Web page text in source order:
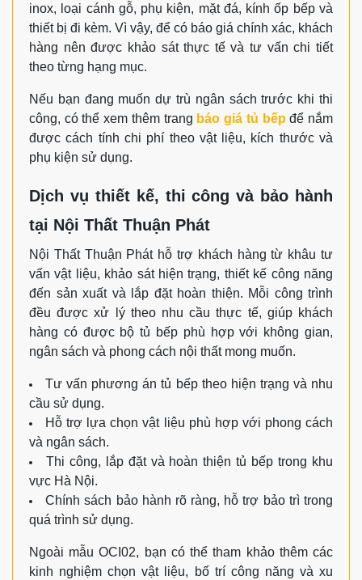
inox, loại cánh gỗ, phụ kiện, mặt đá, kính ốp bếp và
thiết bị đi kèm. Vì vậy, để có báo giá chính xác, khách
hàng nên được khảo sát thực tế và tư vấn chi tiết
theo từng hạng mục.
Nếu bạn đang muốn dự trù ngân sách trước khi thi
công, có thể xem thêm trang báo giá tủ bếpđể nắm
được cách tính chi phí theo vật liệu, kích thước và
phụ kiện sử dụng.
Dịch vụ thiết kế, thi công và bảo hành
tại Nội Thất Thuận Phát
Nội Thất Thuận Phát hỗ trợ khách hàng từ khâu tư
vấn vật liệu, khảo sát hiện trạng, thiết kế công năng
đến sản xuất và lắp đặt hoàn thiện. Mỗi công trình
đều được xử lý theo nhu cầu thực tế, giúp khách
hàng có được bộ tủ bếp phù hợp với không gian,
ngân sách và phong cách nội thất mong muốn.
Tư vấn phương án tủ bếp theo hiện trạng và nhu
cầu sử dụng.
Hỗ trợ lựa chọn vật liệu phù hợp với phong cách
và ngân sách.
Thi công, lắp đặt và hoàn thiện tủ bếp trong khu
vực Hà Nội.
Chính sách bảo hành rõ ràng, hỗ trợ bảo trì trong
quá trình sử dụng.
Ngoài mẫu OCI02, bạn có thể tham khảo thêm các
kinh nghiệm chọn vật liệu, bố trí công năng và xu
Vui lòng điền thông tin để nhận tư vấn miễn phí
Tủ Bếp Inox
Tủ Bếp Nhựa
Tủ Bếp Gỗ Tự Nhiên
Tủ Bếp Gỗ Công Nghiệp
Thời gian muốn khảo sát
Đăng ký ngay